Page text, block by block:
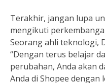
Terakhir, jangan lupa
mengikuti
Seorang ahli teknologi,
“Dengan terus belajar
perubahan, Anda akan
Anda di Shopee dengan